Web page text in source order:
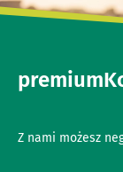
Z nami możesz